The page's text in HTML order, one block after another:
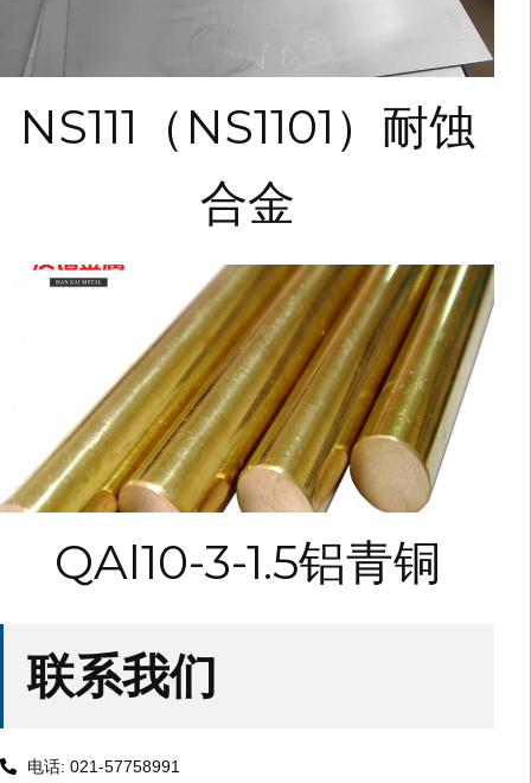
NS111（NS1101）耐蚀
合金
QAl10-3-1.5铝青铜
联系我们
电话: 021-57758991